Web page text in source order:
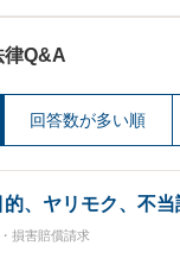
律Q&A
回答数が多い順
、ヤリモク、不当
損害賠償請求